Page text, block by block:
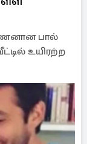
பால்
உயிரற்ற